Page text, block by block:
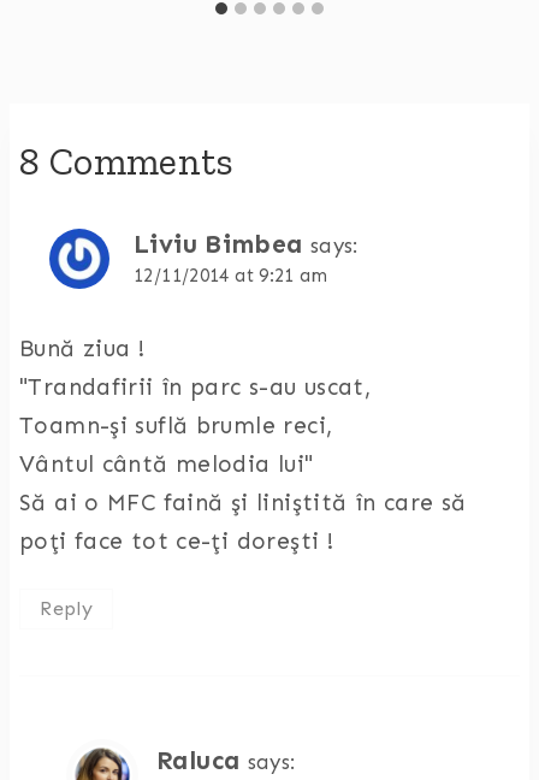
8 Comments
Liviu Bimbea says:
12/11/2014 at 9:21 am
Bună ziua !
"Trandafirii în parc s-au uscat,
Toamn-şi suflă brumle reci,
Vântul cântă melodia lui"
Să ai o MFC faină şi liniştită în care să
poţi face tot ce-ţi doreşti !
Reply
Raluca says: